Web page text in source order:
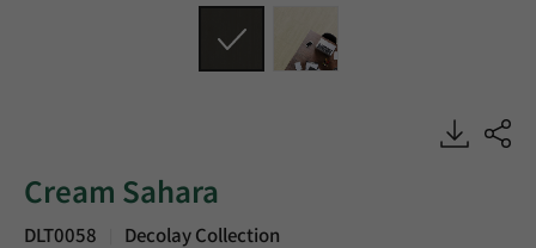
Cream Sahara
DLT0058 Decolay Collection